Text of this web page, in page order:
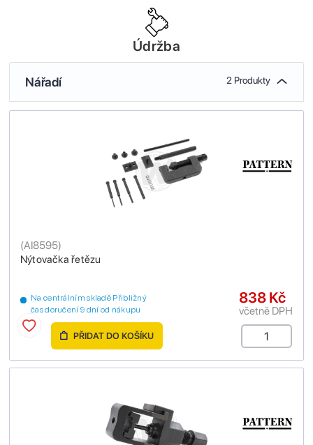
Údržba
Nářadí 2 Produkty
Nýtovačka řetězu
(AI8595)
Na centrálním skladě Přibližný
čas doručení 9 dní od nákupu
838 Kč
včetně DPH
PŘIDAT DO KOŠÍKU